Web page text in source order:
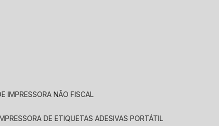
IMPRESSORA NÃO FISCAL
DE ETIQUETAS ADESIVAS PORTÁTIL